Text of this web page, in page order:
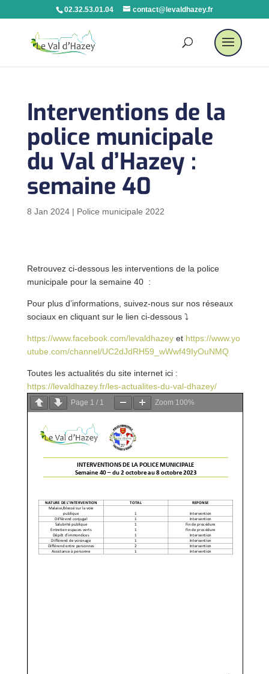
02.32.53.01.04 contact@levaldhazey.fr
Interventions de la
police municipale
du Val d’Hazey :
semaine 40
8 Jan 2024| Police municipale 2022
Retrouvez ci-dessous les interventions de la police
municipale pour la semaine 40 :
Pour plus d’informations, suivez-nous sur nos réseaux
sociaux en cliquant sur le lien ci-dessous ⤵
https://www.facebook.com/levaldhazeyet https://www.yo
utube.com/channel/UC2dJdRH59_wWwf49IyOuNMQ
Toutes les actualités du site internet ici :
https://levaldhazey.fr/les-actualites-du-val-dhazey/
Page 1 / 1 Zoom 100%